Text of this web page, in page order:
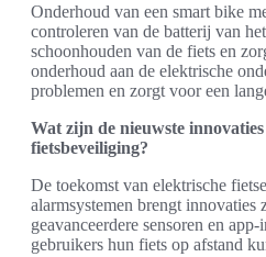
Onderhoud van een smart bike
controleren van de batterij van
schoonhouden van de fiets en
onderhoud aan de elektrische
problemen en zorgt voor een
Wat zijn de nieuwste
fietsbeveiliging?
De toekomst van elektrische
alarmsystemen brengt innovaties
geavanceerdere sensoren en
gebruikers hun fiets op afstand